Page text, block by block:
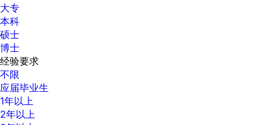
大专
本科
硕士
博士
经验要求
不限
应届毕业生
1年以上
2年以上